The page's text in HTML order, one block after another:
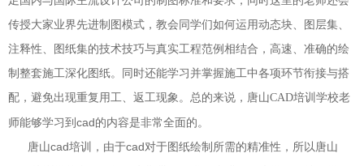
传授大家业界先进制图模式，教会同学们如何运用动态块、图层集、
注释性、图纸集的技术技巧与真实工程范例相结合，高速、准确的绘
制整套施工深化图纸。同时还能学习并掌握施工中各项环节衔接与搭
配，避免出现重复用工、返工现象。总的来说， 唐山CAD培训 学校老
师能够学习到cad的内容是非常全面的。
唐山cad培训，由于cad对于图纸绘制所需的精准性，所以 唐山